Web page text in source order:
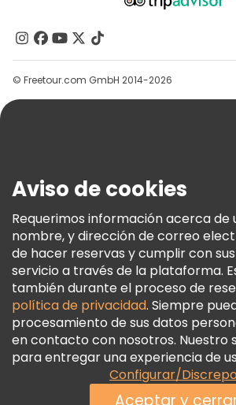
Contacto
Grupos
Ayuda
Términos E Información Legal
Política De Cookies
Freetour Premios
Programa De Fidelidad
© Freetour.com GmbH 2014-2026
Aviso de cookies
Requerimos información acerca de
nombre, y dirección de correo
de hacer reservas y cumplir con
servicio a través de la plataforma.
también durante el proceso de
política de privacidad. Siempre
procesamiento de sus datos
en contacto con nosotros. Nuestro
para entregar una experiencia de
Configurar/
Aceptar y